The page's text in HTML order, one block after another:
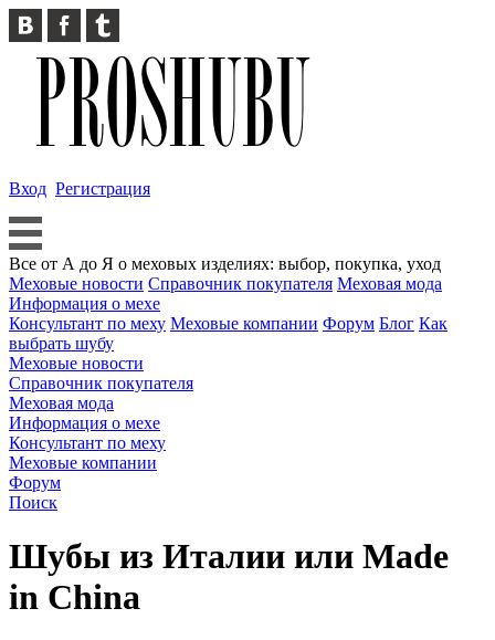
Вход Регистрация
Все от А до Я о меховых изделиях: выбор, покупка, уход
Меховые новости Справочник покупателя Меховая мода
Информация о мехе
Консультант по меху Меховые компании Форум Блог Как
выбрать шубу
Меховые новости
Справочник покупателя
Меховая мода
Информация о мехе
Консультант по меху
Меховые компании
Форум
Поиск
Шубы из Италии или Made
in China